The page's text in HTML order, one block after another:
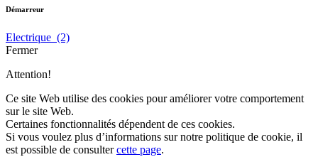
Démarreur
Electrique (2)
Fermer
Attention!
Ce site Web utilise des cookies pour améliorer votre comportement
sur le site Web.
Certaines fonctionnalités dépendent de ces cookies.
Si vous voulez plus d’informations sur notre politique de cookie, il
est possible de consultercette page.